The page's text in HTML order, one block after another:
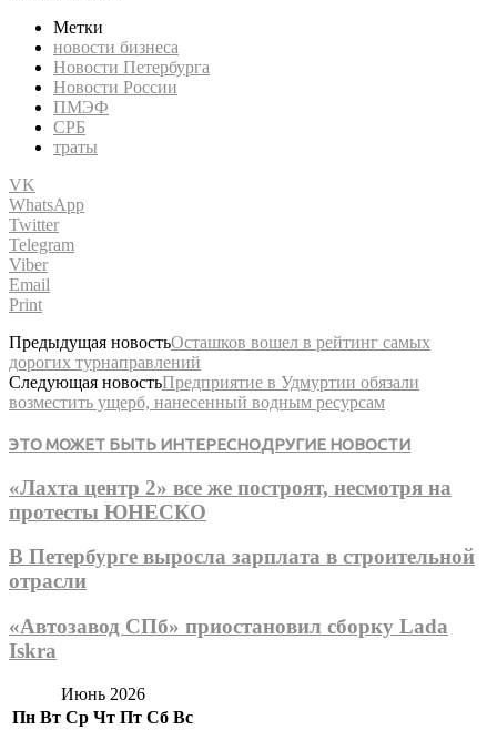
Метки
новости бизнеса
Новости Петербурга
Новости России
ПМЭФ
СРБ
траты
VK
WhatsApp
Twitter
Telegram
Viber
Email
Print
Предыдущая новостьОсташков вошел в рейтинг самых
дорогих турнаправлений
Следующая новостьПредприятие в Удмуртии обязали
возместить ущерб, нанесенный водным ресурсам
ЭТО МОЖЕТ БЫТЬ ИНТЕРЕСНОДРУГИЕ НОВОСТИ
«Лахта центр 2» все же построят, несмотря на
протесты ЮНЕСКО
В Петербурге выросла зарплата в строительной
отрасли
«Автозавод СПб» приостановил сборку Lada
Iskra
Июнь 2026
Пн Вт Ср Чт Пт Сб Вс